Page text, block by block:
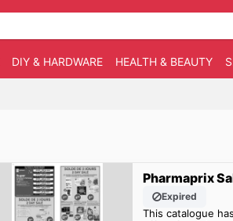
DIY & HARDWARE HEALTH & BEAUTY
Pharmaprix
Expired
This catalogue